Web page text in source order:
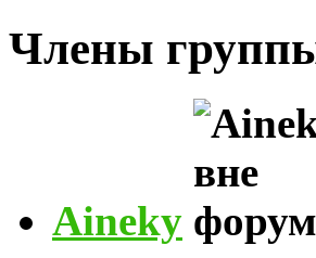
Члены
Aineky